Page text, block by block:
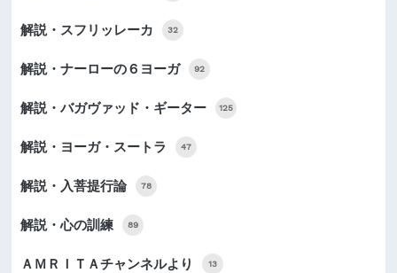
解説・スフリッレーカ 32
解説・ナーローの６ヨーガ 92
解説・バガヴァッド・ギーター 125
解説・ヨーガ・スートラ 47
解説・入菩提行論 78
解説・心の訓練 89
ＡＭＲＩＴＡチャンネルより 13